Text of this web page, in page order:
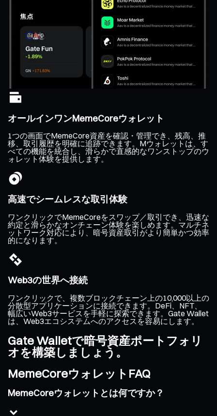
オールインワンMemeCoreウォレット
1つの画面でMemeCore資産を確認・管理でき、残高、推
移、取引履歴を明確に追跡できます。Mウォレットは、す
べての機能を統合し、滑らかで直感的なワンストップのウ
ォレット体験を提供します。
高速でシームレスな取引体験
ワンクリックでMemeCoreをスワップ／取引でき、迅速な
約定と滑らかなオンチェーン体験を楽しめます。マルチネ
ットワーク対応により、暗号資産取引がより簡単かつ効率
的になります。
Web3の世界へ接続
ワンクリックで、複数ブロックチェーン上の10,000以上の
分散型アプリケーションに接続できます。DeFi、NFT、
幅広いWeb3サービスを手軽に探索できます。Gate Wallet
は、Web3エコシステムへのアクセスを容易にします。
Gate Walletで暗号資産ポートフォリ
オを構築しましょう。
MemeCoreウォレットFAQ
MemeCoreウォレットとは何ですか？